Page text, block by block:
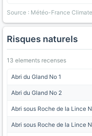
Source : Météo-France
Risques naturels
13 elements recenses
Abri du Gland No 1
Abri du Gland No 2
Abri sous Roche de la Lince
Abri sous Roche de la Lince